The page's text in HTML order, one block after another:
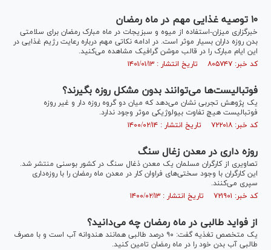
۱۰ توصیه غذایی مهم در ماه رمضان
خبرگزاری میزان-استفاده از میوه و سبزیجات در ماه مبارک رمضان برای سلامتی
بدن روزه داران بسیار موثر است. در ادامه نکاتی مهم درباره رعایت رژیم غذایی در
این ایام مبارک را در قالب موشن گرافیک مشاهده می‌کنید.
کد خبر: ۸۰۵۷۴۷ تاریخ انتشار : ۱۴۰۱/۰۱/۱۳
فوتبالیست‌ها می‌توانند بدون مشکل روزه بگیرند؟
یک پژوهش تجربی نشان می‌دهد که میان دو گروه روزه دار و غیر روزه
فوتبالیست هیچ تفاوت بیولوژیکی موثر وجود ندارد.
کد خبر: ۷۲۲۰۱۸ تاریخ انتشار : ۱۴۰۰/۰۲/۱۴
روزه داری در معدن زغال سنگ
تصاویری از کارگران مسلمان یک معدن ذغال سنگ در کشور بوسنی منتشر شد.
این کارگران با وجود سختی‌های فراوان کار در معدن ماه رمضان را با روزه‌داری
سپری می‌کنند.
کد خبر: ۷۲۱۹۰۱ تاریخ انتشار : ۱۴۰۰/۰۲/۱۳
از فواید طالبی در ماه رمضان چه می‌دانید؟
یک متخصص تغذیه گفت: ۹۰ درصد طالبی همانند هندوانه آب است و با مصرف
طالبی آب بدن خود را در ماه رمضان تامین کنید.